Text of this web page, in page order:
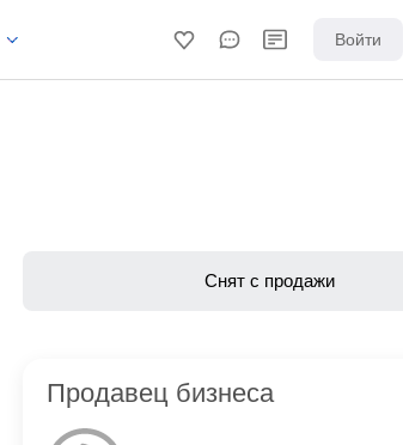
Войти
Снят с продажи
Продавец бизнеса